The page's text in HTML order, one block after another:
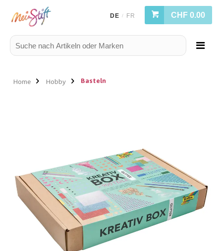
DE / FR CHF 0.00
Home Hobby Basteln